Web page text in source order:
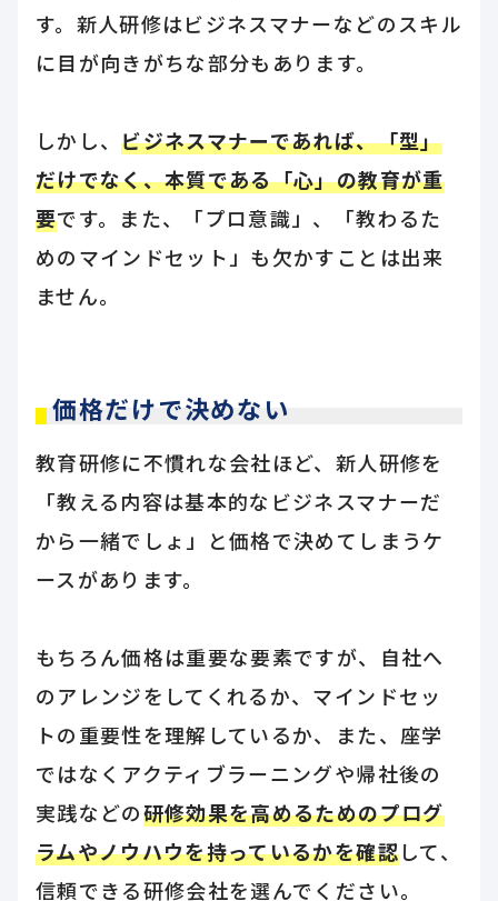
す。新人研修はビジネスマナーなどのスキル
に目が向きがちな部分もあります。
しかし、ビジネスマナーであれば、「型」
だけでなく、本質である「心」の教育が重
要です。また、「プロ意識」、「教わるた
めのマインドセット」も欠かすことは出来
ません。
価格だけで決めない
教育研修に不慣れな会社ほど、新人研修を
「教える内容は基本的なビジネスマナーだ
から一緒でしょ」と価格で決めてしまうケ
ースがあります。
もちろん価格は重要な要素ですが、自社へ
のアレンジをしてくれるか、マインドセッ
トの重要性を理解しているか、また、座学
ではなくアクティブラーニングや帰社後の
実践などの研修効果を高めるためのプログ
ラムやノウハウを持っているかを確認して、
信頼できる研修会社を選んでください。